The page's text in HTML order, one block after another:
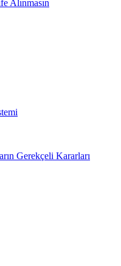
Alınmasın
Gerekçeli Kararları